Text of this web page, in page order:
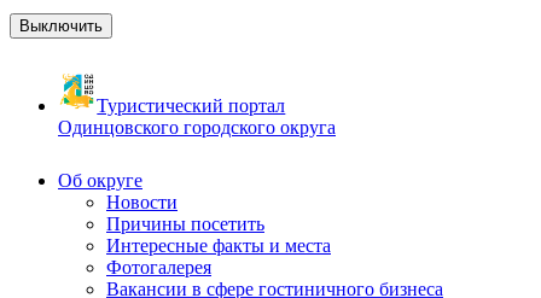
Выключить
Туристический портал
Одинцовского городского округа
Об округе
Новости
Причины посетить
Интересные факты и места
Фотогалерея
Вакансии в сфере гостиничного бизнеса